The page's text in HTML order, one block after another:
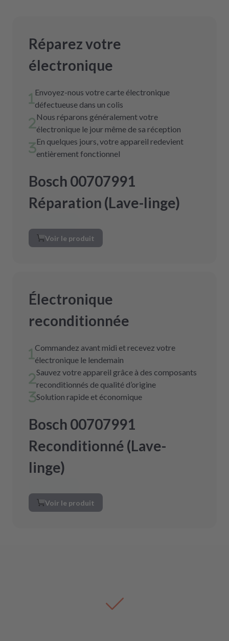
Réparez votre
électronique
Envoyez-nous votre carte électronique
défectueuse dans un colis
Nous réparons généralement votre
électronique le jour même de sa réception
En quelques jours, votre appareil redevient
entièrement fonctionnel
Bosch 00707991
Réparation (Lave-linge)
Voir le produit
Électronique
reconditionnée
Commandez avant midi et recevez votre
électronique le lendemain
Sauvez votre appareil grâce à des composants
reconditionnés de qualité d’origine
Solution rapide et économique
Bosch 00707991
Reconditionné (Lave-
linge)
Voir le produit